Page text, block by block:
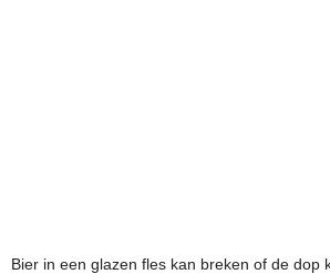
Bier in een glazen fles kan breken of de dop